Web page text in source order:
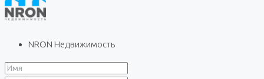
NRON Недвижимость